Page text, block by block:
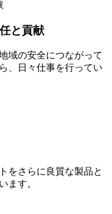
と貢献
域の安全につながって
、日々仕事を行ってい
をさらに良質な製品と
ます。